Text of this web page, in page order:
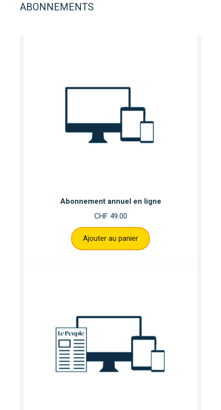
ABONNEMENTS
Abonnement annuel en ligne
CHF49.00
Ajouter au panier